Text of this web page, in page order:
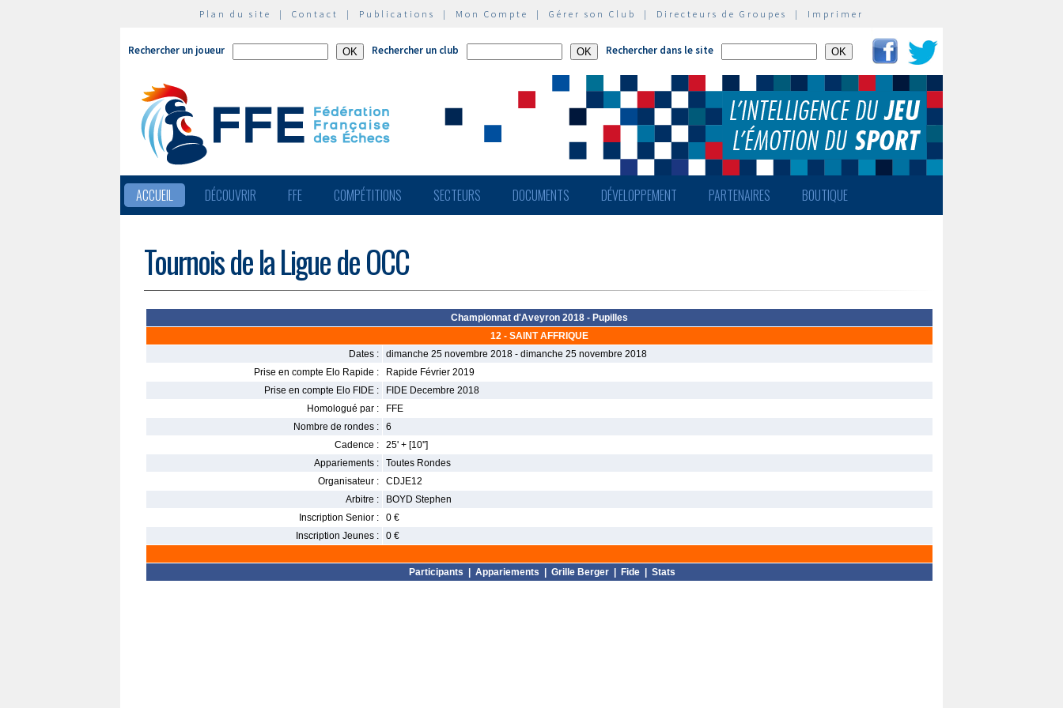
Plan du site | Contact | Publications | Mon Compte | Gérer son Club | Directeurs de Groupes | Imprimer
Rechercher un joueur Rechercher un club Rechercher dans le site
ACCUEIL DÉCOUVRIR FFE COMPÉTITIONS SECTEURS DOCUMENTS DÉVELOPPEMENT PARTENAIRES BOUTIQUE
Tournois de la Ligue de OCC
Championnat d'Aveyron 2018 - Pupilles
12 - SAINT AFFRIQUE
Dates :
dimanche 25 novembre 2018 - dimanche 25 novembre 2018
Prise en compte Elo Rapide :
Rapide Février 2019
Prise en compte Elo FIDE :
FIDE Decembre 2018
Homologué par :
FFE
Nombre de rondes :
6
Cadence :
25' + [10'']
Appariements :
Toutes Rondes
Organisateur :
CDJE12
Arbitre :
BOYD Stephen
Inscription Senior :
0 €
Inscription Jeunes :
0 €
Participants Appariements Grille Berger| Fide| Stats